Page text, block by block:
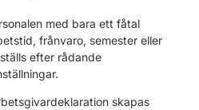
med bara ett fåtal
frånvaro, semester eller
efter rådande
skapas